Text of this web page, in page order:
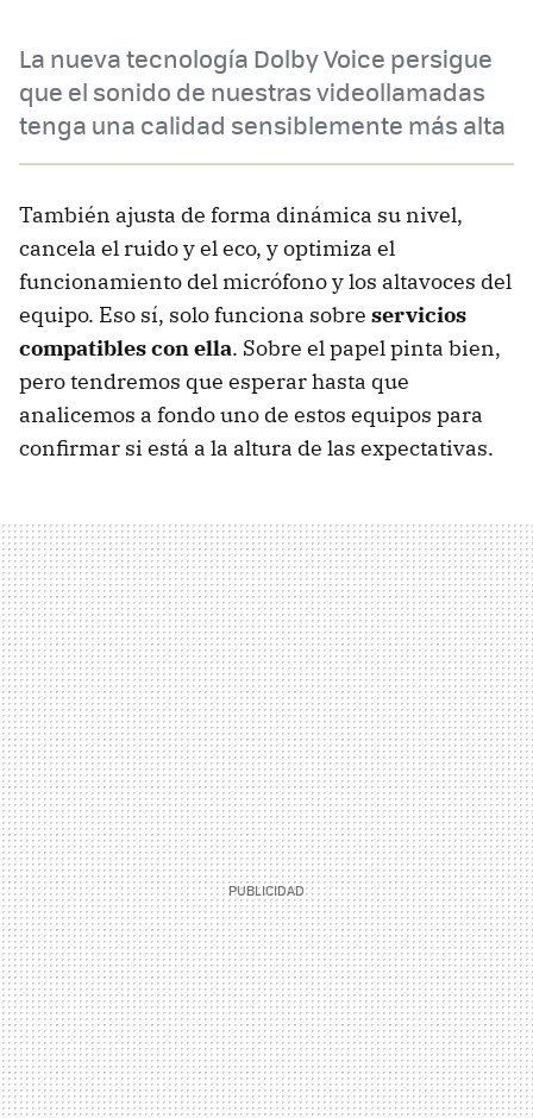
La nueva tecnología Dolby Voice persigue
que el sonido de nuestras videollamadas
tenga una calidad sensiblemente más alta
También ajusta de forma dinámica su nivel,
cancela el ruido y el eco, y optimiza el
funcionamiento del micrófono y los altavoces del
equipo. Eso sí, solo funciona sobre servicios
compatibles con ella. Sobre el papel pinta bien,
pero tendremos que esperar hasta que
analicemos a fondo uno de estos equipos para
confirmar si está a la altura de las expectativas.